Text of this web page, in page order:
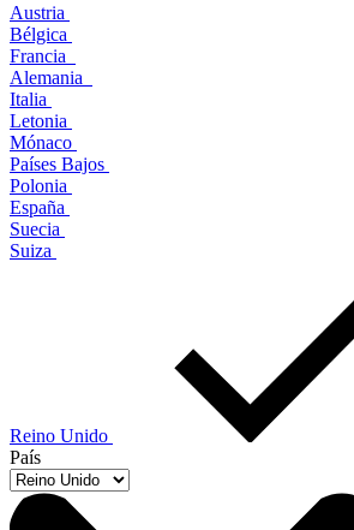
Austria
Bélgica
Francia
Alemania
Italia
Letonia
Mónaco
Países Bajos
Polonia
España
Suecia
Suiza
Reino Unido
País